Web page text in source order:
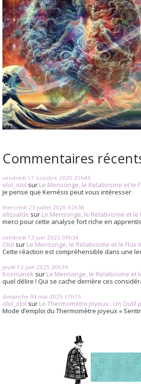
Commentaires
vendredi 17 octobre 2025 21h40
olol_olol sur Le Mensonge, le Relativisme et le
Je pense que Kernésis peut vous intéresser
mercredi 23 juillet 2025 02h36
elissalde sur Le Mensonge, le Relativisme et le
merci pour cette analyse fort riche en
vendredi 13 juin 2025 09h34
Olol sur Le Mensonge, le Relativisme et le Flux
Cette réaction est compréhensible dans une
jeudi 12 juin 2025 20h39
Kosmanek sur Le Mensonge, le Relativisme et
quel délire ! Qui se cache derrière ces
dimanche 04 mai 2025 17h15
olol_olol sur Le Thermomètre Joyeux : Un Outil
Mode d’emploi du Thermomètre joyeux «